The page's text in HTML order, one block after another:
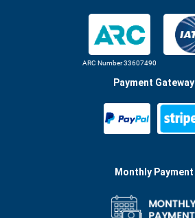
ARC Number 33607490
Payment Gateway
Monthly Payment